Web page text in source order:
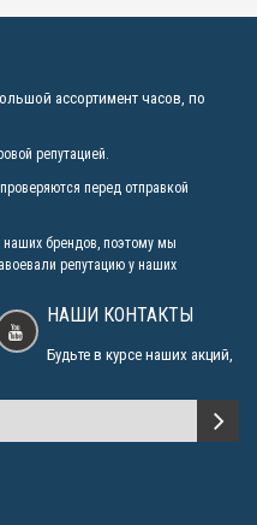
ассортимент часов, по
репутацией.
перед отправкой
брендов, поэтому мы
репутацию у наших
НАШИ КОНТАКТЫ
Будьте в курсе наших акций,